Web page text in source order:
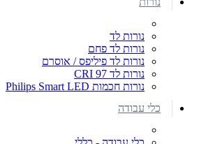
נורות לד
נורות לד פחם
נורות לד פיליפס / אוסרם
נורות לד CRI 97
נורות חכמות Philips Smart LED
כלי עבודה